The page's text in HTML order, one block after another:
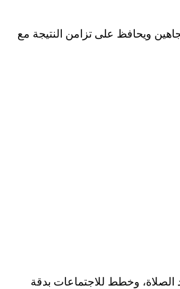
ويحافظ على تزامن النتيجة مع
الصلاة، وخطط للاجتماعات بدقة